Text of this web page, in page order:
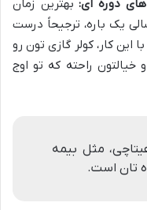
دوره ای:بهترین زمان
یک باره، ترجیحاً درست
این کار، کولر گازی تون رو
خیالتون راحته که تو اوج
مثل بیمه
تان است.